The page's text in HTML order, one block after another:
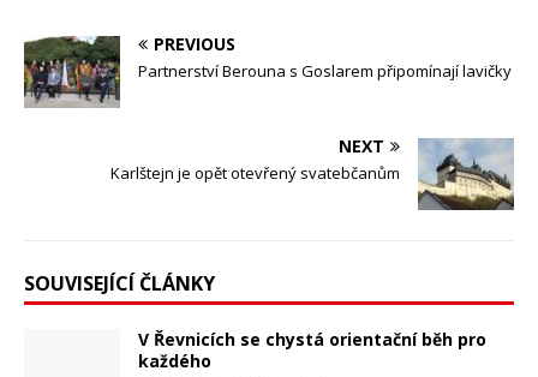
PREVIOUS
Partnerství Berouna s Goslarem připomínají lavičky
NEXT
Karlštejn je opět otevřený svatebčanům
SOUVISEJÍCÍ ČLÁNKY
V Řevnicích se chystá orientační běh pro
každého